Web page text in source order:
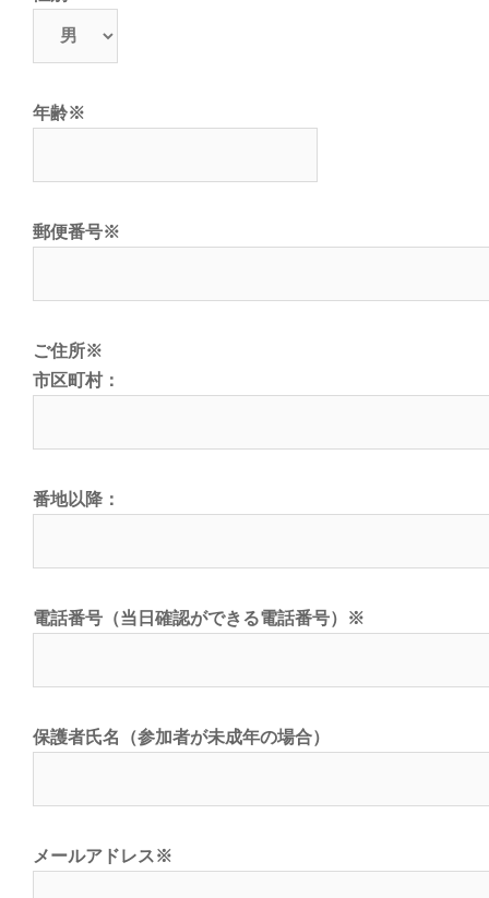
年齢※
郵便番号※
ご住所※
市区町村：
番地以降：
電話番号（当日確認ができる電話番号） ※
保護者氏名（参加者が未成年の場合）
メールアドレス※